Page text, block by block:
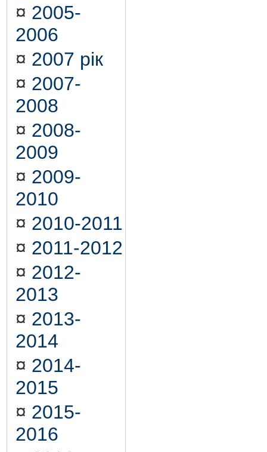
¤ 2005-
2006
¤ 2007 рік
¤ 2007-
2008
¤ 2008-
2009
¤ 2009-
2010
¤ 2010-2011
¤ 2011-2012
¤ 2012-
2013
¤ 2013-
2014
¤ 2014-
2015
¤ 2015-
2016